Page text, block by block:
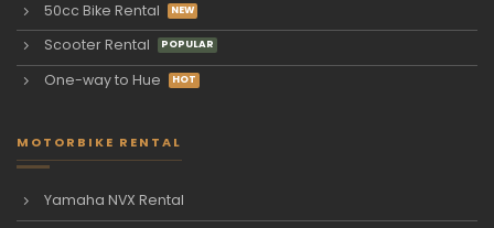
50cc Bike Rental
Scooter Rental
One-way to Hue
MOTORBIKE RENTAL
Yamaha NVX Rental